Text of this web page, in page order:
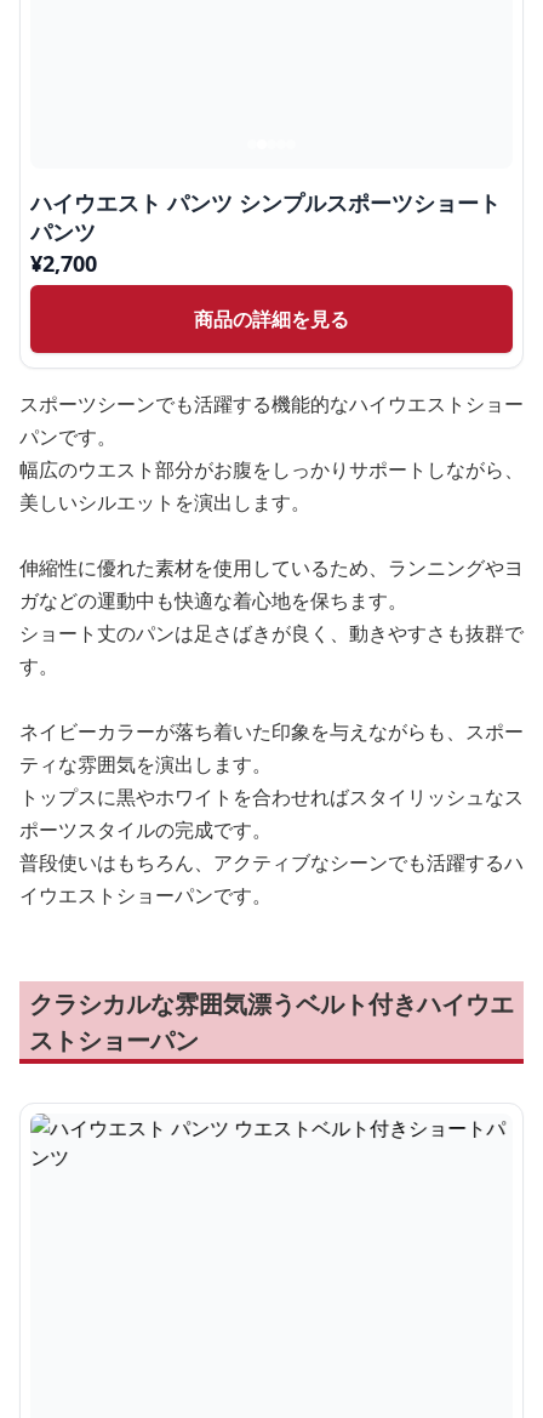
ハイウエスト パンツ シンプルスポーツショート
パンツ
¥2,700
商品の詳細を見る
スポーツシーンでも活躍する機能的なハイウエストショー
パンです。
幅広のウエスト部分がお腹をしっかりサポートしながら、
美しいシルエットを演出します。
伸縮性に優れた素材を使用しているため、ランニングやヨ
ガなどの運動中も快適な着心地を保ちます。
ショート丈のパンは足さばきが良く、動きやすさも抜群で
す。
ネイビーカラーが落ち着いた印象を与えながらも、スポー
ティな雰囲気を演出します。
トップスに黒やホワイトを合わせればスタイリッシュなス
ポーツスタイルの完成です。
普段使いはもちろん、アクティブなシーンでも活躍するハ
イウエストショーパンです。
クラシカルな雰囲気漂うベルト付きハイウエ
ストショーパン